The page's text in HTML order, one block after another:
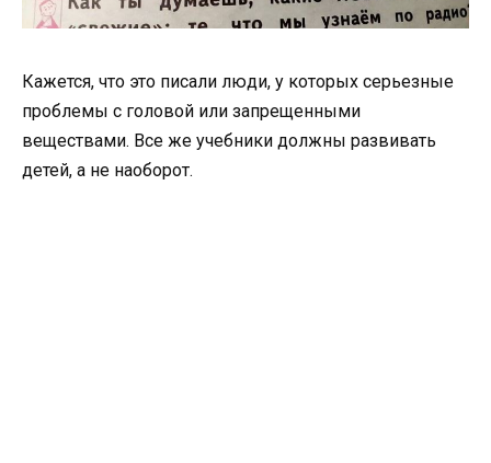
Кажется, что это писали люди, у которых серьезные
проблемы с головой или запрещенными
веществами. Все же учебники должны развивать
детей, а не наоборот.